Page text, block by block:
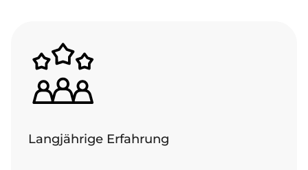
Langjährige Erfahrung